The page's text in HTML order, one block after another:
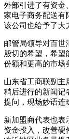
外部引进了有资金
家电子商务配送有
该公司也给予了大
邮管局领导对百世
殷切的希望，希望
份额和更高的市场
山东省工商联副主
稍后进行的新闻记
提问，现场妙语连
新加盟商代表也表
资金投入，改善硬